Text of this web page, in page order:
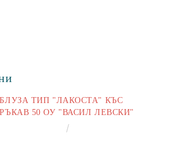
БЛУЗА ТИП "ЛАКОСТА" КЪС
РЪКАВ 50 ОУ "ВАСИЛ ЛЕВСКИ"